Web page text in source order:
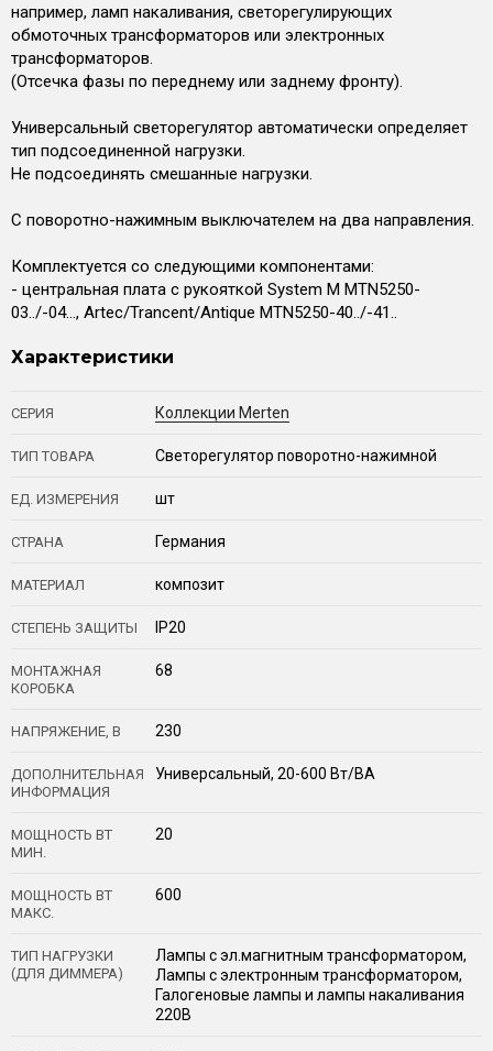
например, ламп накаливания, светорегулирующих
обмоточных трансформаторов или электронных
трансформаторов.
(Отсечка фазы по переднему или заднему фронту).
Универсальный светорегулятор автоматически определяет
тип подсоединенной нагрузки.
Не подсоединять смешанные нагрузки.
С поворотно-нажимным выключателем на два направления.
Комплектуется со следующими компонентами:
- центральная плата с рукояткой System M MTN5250-
03../-04..., Artec/Trancent/Antique MTN5250-40../-41..
Характеристики
СЕРИЯ Коллекции Merten
ТИП ТОВАРА Светорегулятор поворотно-нажимной
ЕД. ИЗМЕРЕНИЯ шт
СТРАНА Германия
МАТЕРИАЛ композит
СТЕПЕНЬ ЗАЩИТЫ IP20
МОНТАЖНАЯ
КОРОБКА
68
НАПРЯЖЕНИЕ, В 230
ДОПОЛНИТЕЛЬНАЯ
ИНФОРМАЦИЯ
Универсальный, 20-600 Вт/ВА
МОЩНОСТЬ ВТ
МИН.
20
МОЩНОСТЬ ВТ
МАКС.
600
ТИП НАГРУЗКИ
(ДЛЯ ДИММЕРА)
Лампы с эл.магнитным трансформатором,
Лампы с электронным трансформатором,
Галогеновые лампы и лампы накаливания
220В